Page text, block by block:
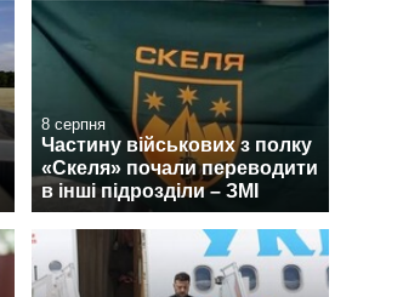
8 серпня
Частину військових з полку
«Скеля» почали переводити
в інші підрозділи – ЗМІ